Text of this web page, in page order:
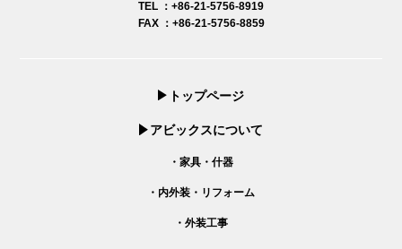
TEL ：+86-21-5756-8919
FAX ：+86-21-5756-8859
トップページ
アビックスについて
・家具・什器
・内外装・リフォーム
・外装工事